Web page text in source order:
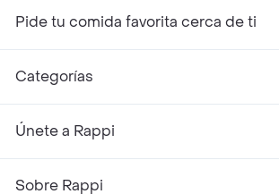
Pide tu comida favorita cerca de ti
Categorías
Únete a Rappi
Sobre Rappi